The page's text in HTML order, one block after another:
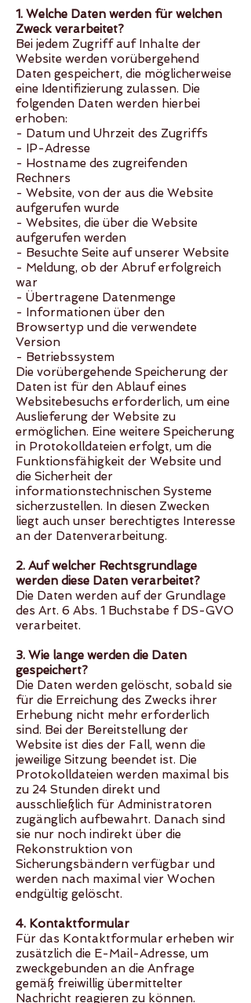
1. Welche Daten werden für welchen
Zweck verarbeitet?
Bei jedem Zugriff auf Inhalte der
Website werden vorübergehend
Daten gespeichert, die möglicherweise
eine Identifizierung zulassen. Die
folgenden Daten werden hierbei
erhoben:
- Datum und Uhrzeit des Zugriffs
- IP-Adresse
- Hostname des zugreifenden
Rechners
- Website, von der aus die Website
aufgerufen wurde
- Websites, die über die Website
aufgerufen werden
- Besuchte Seite auf unserer Website
- Meldung, ob der Abruf erfolgreich
war
- Übertragene Datenmenge
- Informationen über den
Browsertyp und die verwendete
Version
- Betriebssystem
Die vorübergehende Speicherung der
Daten ist für den Ablauf eines
Websitebesuchs erforderlich, um eine
Auslieferung der Website zu
ermöglichen. Eine weitere Speicherung
in Protokolldateien erfolgt, um die
Funktionsfähigkeit der Website und
die Sicherheit der
informationstechnischen Systeme
sicherzustellen. In diesen Zwecken
liegt auch unser berechtigtes Interesse
an der Datenverarbeitung.
2. Auf welcher Rechtsgrundlage
werden diese Daten verarbeitet?
Die Daten werden auf der Grundlage
des Art. 6 Abs. 1 Buchstabe f DS-GVO
verarbeitet.
3. Wie lange werden die Daten
gespeichert?
Die Daten werden gelöscht, sobald sie
für die Erreichung des Zwecks ihrer
Erhebung nicht mehr erforderlich
sind. Bei der Bereitstellung der
Website ist dies der Fall, wenn die
jeweilige Sitzung beendet ist. Die
Protokolldateien werden maximal bis
zu 24 Stunden direkt und
ausschließlich für Administratoren
zugänglich aufbewahrt. Danach sind
sie nur noch indirekt über die
Rekonstruktion von
Sicherungsbändern verfügbar und
werden nach maximal vier Wochen
endgültig gelöscht.
4. Kontaktformular
Für das Kontaktformular erheben wir
zusätzlich die E-Mail-Adresse, um
zweckgebunden an die Anfrage
gemäß freiwillig übermittelter
Nachricht reagieren zu können.